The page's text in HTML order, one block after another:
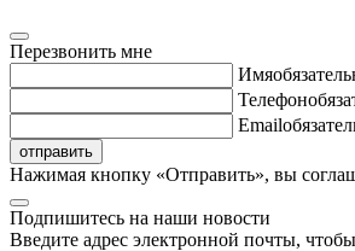
Перезвонить мне
Имя
Телефон
Email
отправить
Нажимая кнопку «Отправить», вы
Подпишитесь на наши новости
Введите адрес электронной почты,